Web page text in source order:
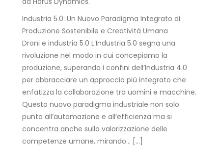
Industria 5.0: Un Nuovo Paradigma Integrato di
Produzione Sostenibile e Creatività Umana
Droni e industria 5.0 L’Industria 5.0 segna una
rivoluzione nel modo in cui concepiamo la
produzione, superando i confini dell’Industria 4.0
per abbracciare un approccio più integrato che
enfatizza la collaborazione tra uomini e macchine.
Questo nuovo paradigma industriale non solo
punta all’automazione e all’efficienza ma si
concentra anche sulla valorizzazione delle
competenze umane, mirando… […]